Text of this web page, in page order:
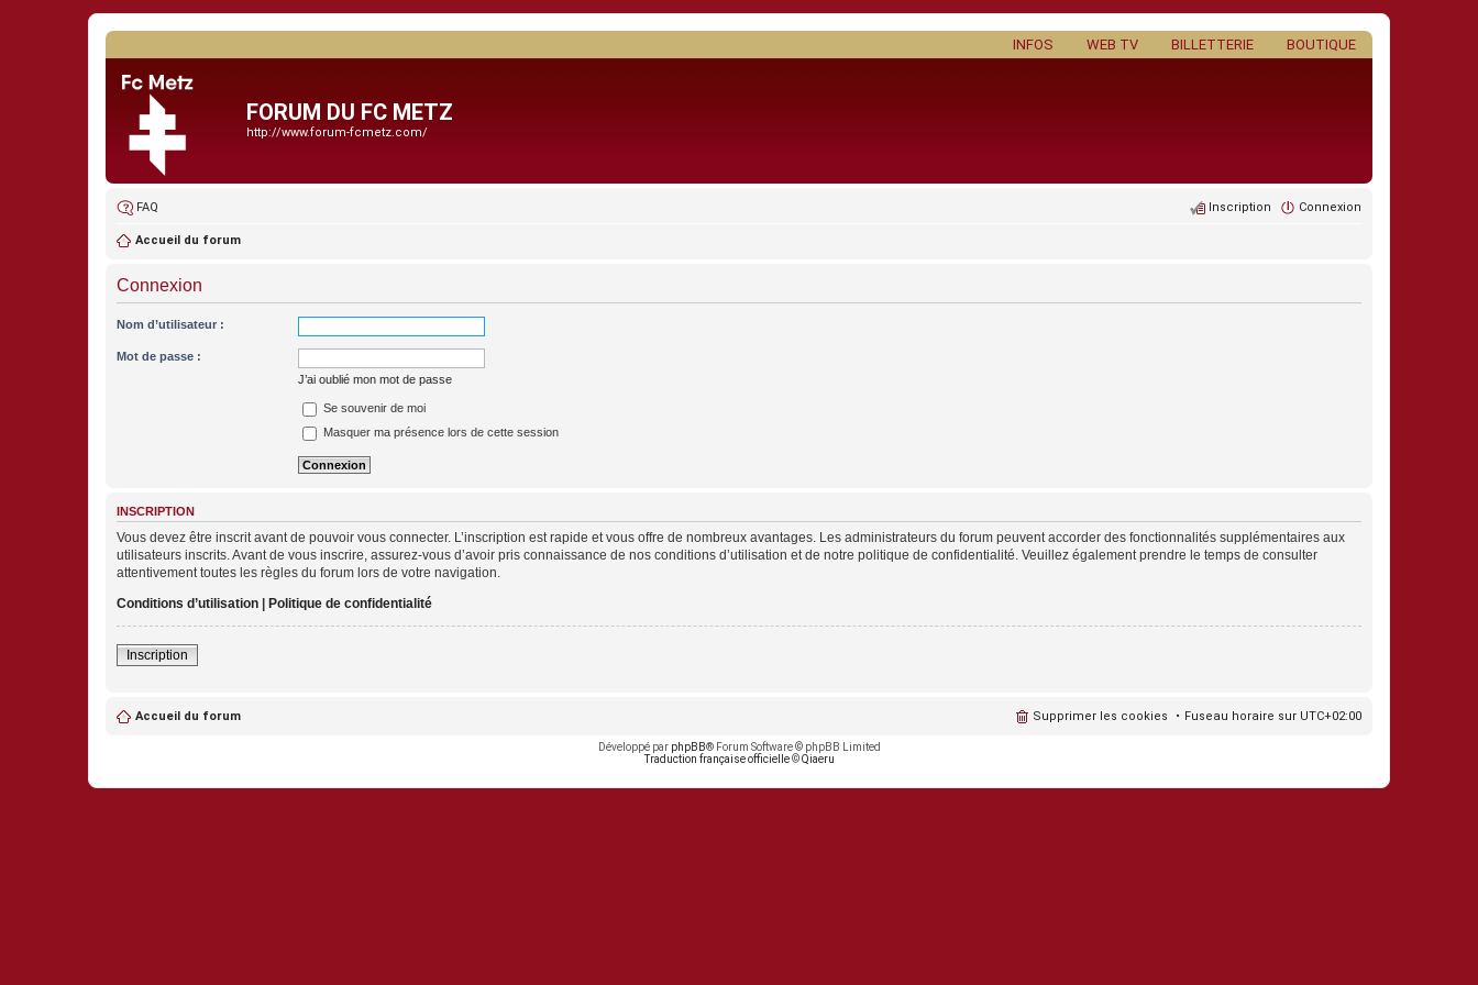
BOUTIQUE
BILLETTERIE
WEB TV
INFOS
FORUM DU FC METZ
http://www.forum-fcmetz.com/
FAQ Connexion
Inscription
Accueil du forum
Connexion
Nom d’utilisateur :
Mot de passe :
J’ai oublié mon mot de passe
Se souvenir de moi
Masquer ma présence lors de cette session
INSCRIPTION
Vous devez être inscrit avant de pouvoir vous connecter. L’inscription est rapide et vous offre de nombreux avantages. Les administrateurs du forum peuvent accorder des fonctionnalités supplémentaires aux
utilisateurs inscrits. Avant de vous inscrire, assurez-vous d’avoir pris connaissance de nos conditions d’utilisation et de notre politique de confidentialité. Veuillez également prendre le temps de consulter
attentivement toutes les règles du forum lors de votre navigation.
Conditions d’utilisation | Politique de confidentialité
Inscription
Accueil du forum Fuseau horaire sur UTC+02:00
Supprimer les cookies
Développé par phpBB® Forum Software © phpBB Limited
Traduction française officielle©Qiaeru